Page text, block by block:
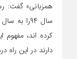
همزبانی» گفت:
سال ۹۴را
کرده اند،
دارند در این راه